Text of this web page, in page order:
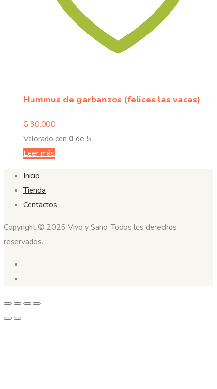
Hummus de garbanzos (felices las vacas)
₲ 30.000
Valorado con 0 de 5
Leer más
Inicio
Tienda
Contactos
Copyright © 2026 Vivo y Sano. Todos los derechos
reservados.